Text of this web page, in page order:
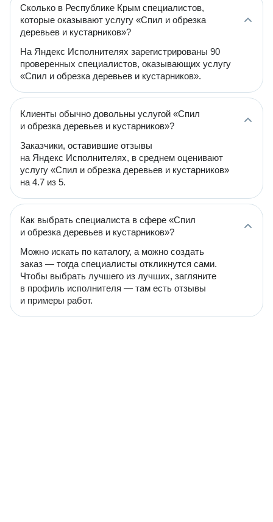
Сколько в Республике Крым специалистов,
которые оказывают услугу «Спил и обрезка
деревьев и кустарников»?
На Яндекс Исполнителях зарегистрированы 90
проверенных специалистов, оказывающих услугу
«Спил и обрезка деревьев и кустарников».
Клиенты обычно довольны услугой «Спил
и обрезка деревьев и кустарников»?
Заказчики, оставившие отзывы
на Яндекс Исполнителях, в среднем оценивают
услугу «Спил и обрезка деревьев и кустарников»
на 4.7 из 5.
Как выбрать специалиста в сфере «Спил
и обрезка деревьев и кустарников»?
Можно искать по каталогу, а можно создать
заказ — тогда специалисты откликнутся сами.
Чтобы выбрать лучшего из лучших, загляните
в профиль исполнителя — там есть отзывы
и примеры работ.